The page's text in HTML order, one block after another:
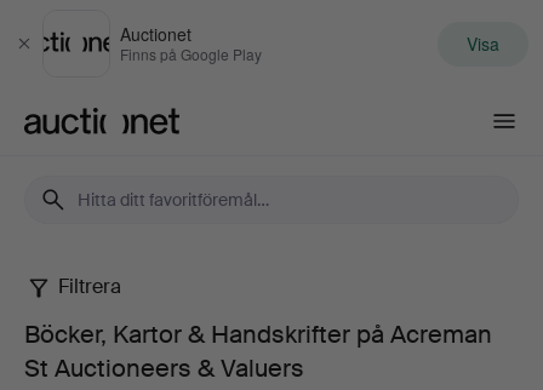
Stäng
Auctionet
Finns på Google Play Visa
Böcker,
Kartor
Filtrera
Böcker, Kartor & Handskrifter på Acreman
St Auctioneers & Valuers